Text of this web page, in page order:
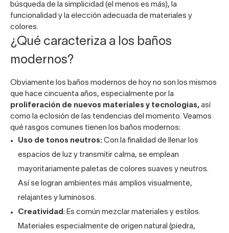
búsqueda de la simplicidad (el menos es más), la
funcionalidad y la elección adecuada de materiales y
colores.
¿Qué caracteriza a los baños
modernos?
Obviamente los baños modernos de hoy no son los mismos
que hace cincuenta años, especialmente por la
proliferación de nuevos materiales y tecnologías, así
como la eclosión de las tendencias del momento. Veamos
qué rasgos comunes tienen los baños modernos:
Uso de tonos neutros: Con la finalidad de llenar los
espacios de luz y transmitir calma, se emplean
mayoritariamente paletas de colores suaves y neutros.
Así se logran ambientes más amplios visualmente,
relajantes y luminosos.
Creatividad : Es común mezclar materiales y estilos.
Materiales especialmente de origen natural (piedra,